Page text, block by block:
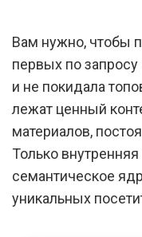
Вам нужно, чтобы
первых по
и не покидала
лежат ценный
материалов,
Только
семантическое
уникальных